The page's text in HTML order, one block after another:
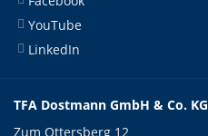
YouTube
LinkedIn
TFA Dostmann GmbH & Co. KG
Zum Ottersberg 12